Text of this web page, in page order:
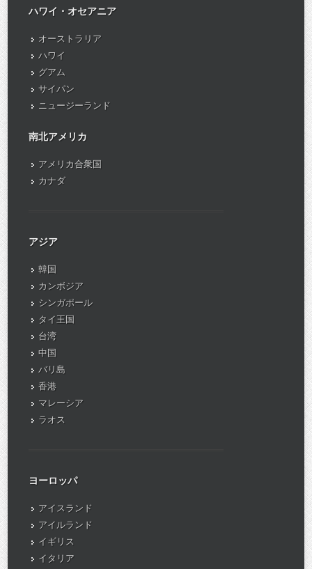
ハワイ・オセアニア
オーストラリア
ハワイ
グアム
サイパン
ニュージーランド
南北アメリカ
アメリカ合衆国
カナダ
アジア
韓国
カンボジア
シンガポール
タイ王国
台湾
中国
バリ島
香港
マレーシア
ラオス
ヨーロッパ
アイスランド
アイルランド
イギリス
イタリア